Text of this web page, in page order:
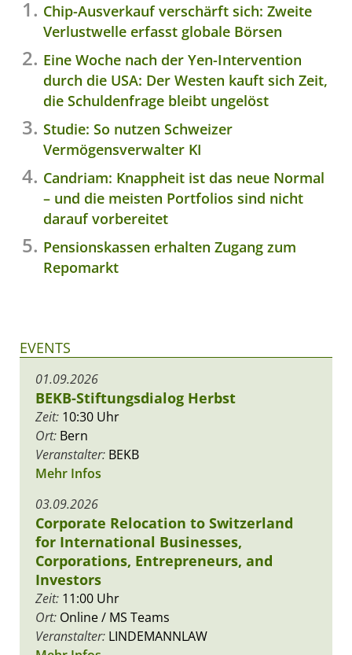
Chip-Ausverkauf verschärft sich: Zweite
Verlustwelle erfasst globale Börsen
Eine Woche nach der Yen-Intervention
durch die USA: Der Westen kauft sich Zeit,
die Schuldenfrage bleibt ungelöst
Studie: So nutzen Schweizer
Vermögensverwalter KI
Candriam: Knappheit ist das neue Normal
– und die meisten Portfolios sind nicht
darauf vorbereitet
Pensionskassen erhalten Zugang zum
Repomarkt
EVENTS
01.09.2026
BEKB-Stiftungsdialog Herbst
Zeit: 10:30 Uhr
Ort: Bern
Veranstalter: BEKB
Mehr Infos
03.09.2026
Corporate Relocation to Switzerland
for International Businesses,
Corporations, Entrepreneurs, and
Investors
Zeit: 11:00 Uhr
Ort: Online / MS Teams
Veranstalter: LINDEMANNLAW